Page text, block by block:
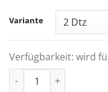
Variante
Verfügbarkeit: wird